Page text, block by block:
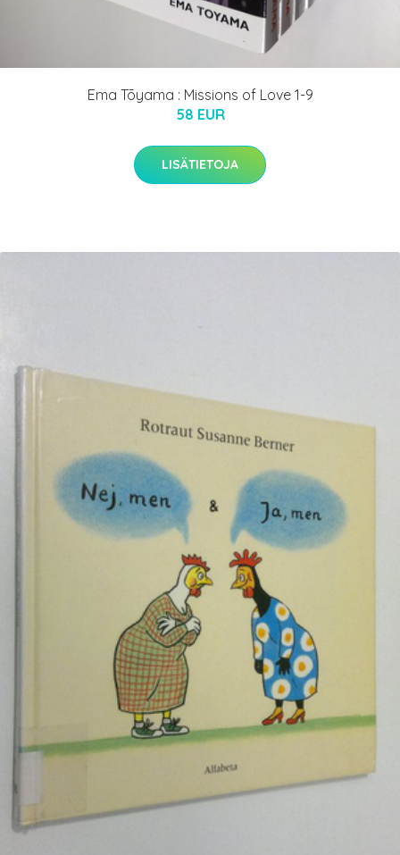
Ema Tōyama : Missions of Love 1-9
58 EUR
LISÄTIETOJA